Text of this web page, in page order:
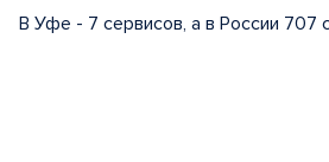
В Уфе - 7 сервисов, а в России 707